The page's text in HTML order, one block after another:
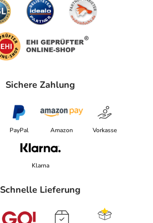
Sichere Zahlung
PayPal Amazon Vorkasse
Klarna
Schnelle Lieferung